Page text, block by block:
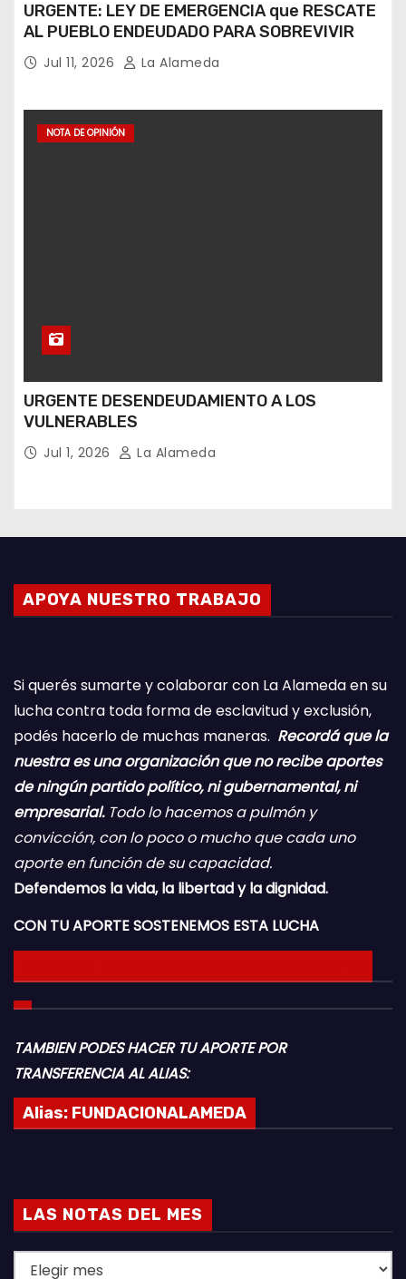
URGENTE: LEY DE EMERGENCIA que RESCATE
AL PUEBLO ENDEUDADO PARA SOBREVIVIR
Jul 11, 2026 La Alameda
NOTA DE OPINIÓN
URGENTE DESENDEUDAMIENTO A LOS
VULNERABLES
Jul 1, 2026 La Alameda
APOYA NUESTRO TRABAJO
Si querés sumarte y colaborar con La Alameda en su
lucha contra toda forma de esclavitud y exclusión,
podés hacerlo de muchas maneras. Recordá que la
nuestra es una organización que no recibe aportes
de ningún partido político, ni gubernamental, ni
empresarial.Todo lo hacemos a pulmón y
convicción, con lo poco o mucho que cada uno
aporte en función de su capacidad.
Defendemos la vida, la libertad y la dignidad.
CON TU APORTE SOSTENEMOS ESTA LUCHA
TAMBIEN PODES HACER TU APORTE POR
TRANSFERENCIA AL ALIAS:
Alias: FUNDACIONALAMEDA
LAS NOTAS DEL MES